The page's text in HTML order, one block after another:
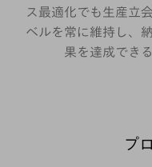
ス最適化でも生産立
ベルを常に維持し、
果を達成でき
プ